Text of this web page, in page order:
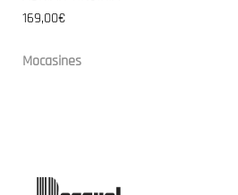
169,00€
Mocasines